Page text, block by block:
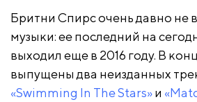
Бритни Спирс очень давно не
музыки: ее последний на
выходил еще в 2016 году. В
выпущены два неизданных
«Swimming In The Stars»и